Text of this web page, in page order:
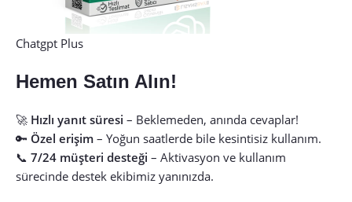
Chatgpt Plus
Hemen Satın Alın!
🚀 Hızlı yanıt süresi – Beklemeden, anında cevaplar!
🔑 Özel erişim – Yoğun saatlerde bile kesintisiz kullanım.
📞 7/24 müşteri desteği – Aktivasyon ve kullanım
sürecinde destek ekibimiz yanınızda.